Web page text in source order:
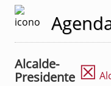
Alcalde-
Presidente ☒